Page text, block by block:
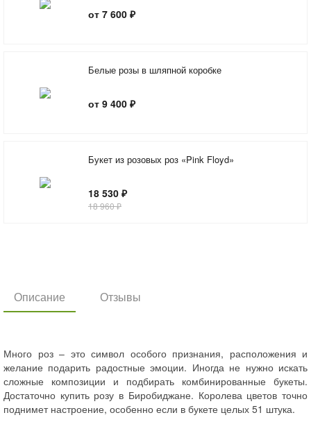
от 7 600 ₽
Белые розы в шляпной коробке
от 9 400 ₽
Букет из розовых роз «Pink Floyd»
18 530 ₽
18 960 ₽
Описание Отзывы
Много роз – это символ особого признания, расположения и
желание подарить радостные эмоции. Иногда не нужно искать
сложные композиции и подбирать комбинированные букеты.
Достаточно купить розу в Биробиджане. Королева цветов точно
поднимет настроение, особенно если в букете целых 51 штука.